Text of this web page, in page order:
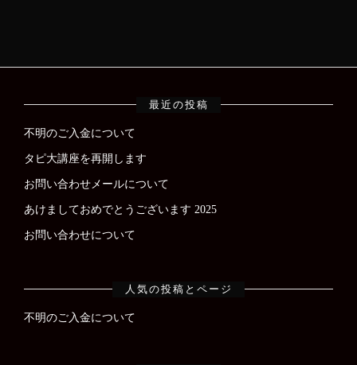
最近の投稿
不明のご入金について
タピ大講座を再開します
お問い合わせメールについて
あけましておめでとうございます 2025
お問い合わせについて
人気の投稿とページ
不明のご入金について